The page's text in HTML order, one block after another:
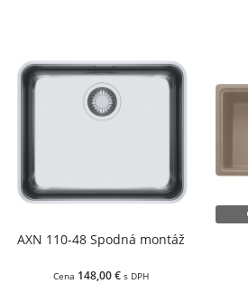
AXN 110-48 Spodná montáž
Cena 148,00 € s DPH